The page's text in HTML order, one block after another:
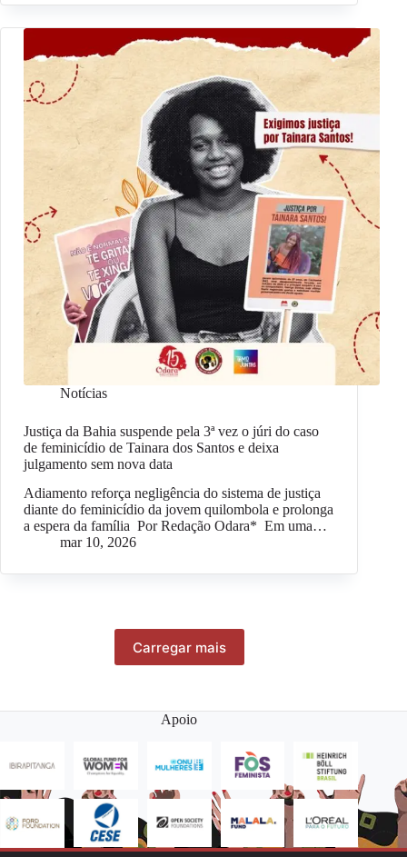
Notícias
Justiça da Bahia suspende pela 3ª vez o júri do caso
de feminicídio de Tainara dos Santos e deixa
julgamento sem nova data
Adiamento reforça negligência do sistema de justiça
diante do feminicídio da jovem quilombola e prolonga
a espera da família Por Redação Odara* Em uma…
mar 10, 2026
Carregar mais
Apoio